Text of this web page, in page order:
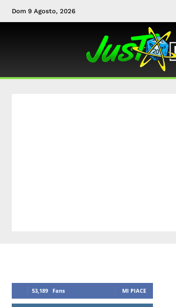
Dom 9 Agosto, 2026
53,189 Fans MI PIACE